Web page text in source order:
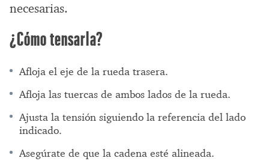
necesarias.
¿Cómo tensarla?
Afloja el eje de la rueda trasera.
Afloja las tuercas de ambos lados de la rueda.
Ajusta la tensión siguiendo la referencia del lado
indicado.
Asegúrate de que la cadena esté alineada.